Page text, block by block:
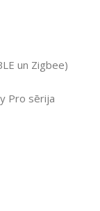
un Zigbee)
Pro sērija